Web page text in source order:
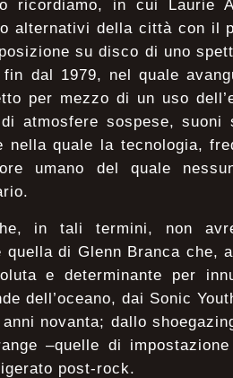
ricordiamo, in cui Laurie
alternativi della città con il
su disco di uno
fin dal 1979, nel quale
per mezzo di un uso
atmosfere sospese,
nella quale la tecnologia,
umano del quale
in tali termini, non
quella di Glenn Branca che,
e determinante per
dell’oceano, dai Sonic
novanta; dallo
–quelle di
post-rock.